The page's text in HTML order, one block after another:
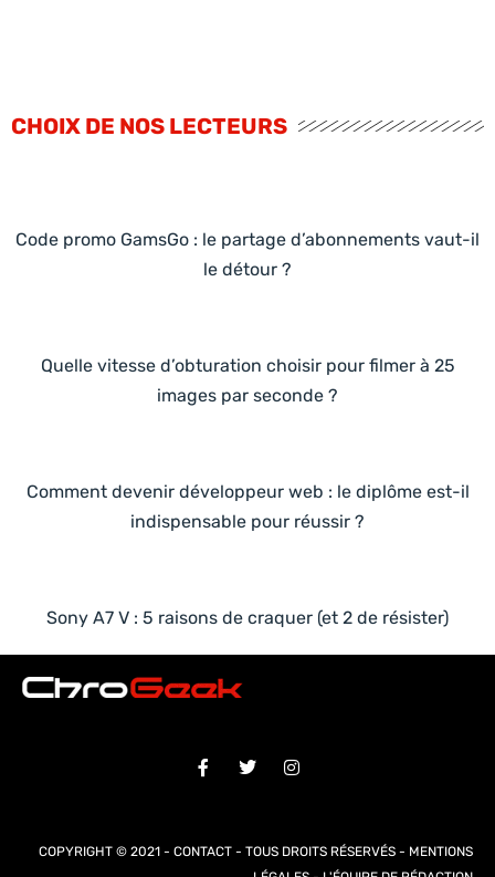
CHOIX DE NOS LECTEURS
Code promo GamsGo : le partage d’abonnements vaut-il
le détour ?
Quelle vitesse d’obturation choisir pour filmer à 25
images par seconde ?
Comment devenir développeur web : le diplôme est-il
indispensable pour réussir ?
Sony A7 V : 5 raisons de craquer (et 2 de résister)
COPYRIGHT © 2021 - CONTACT - TOUS DROITS RÉSERVÉS - MENTIONS